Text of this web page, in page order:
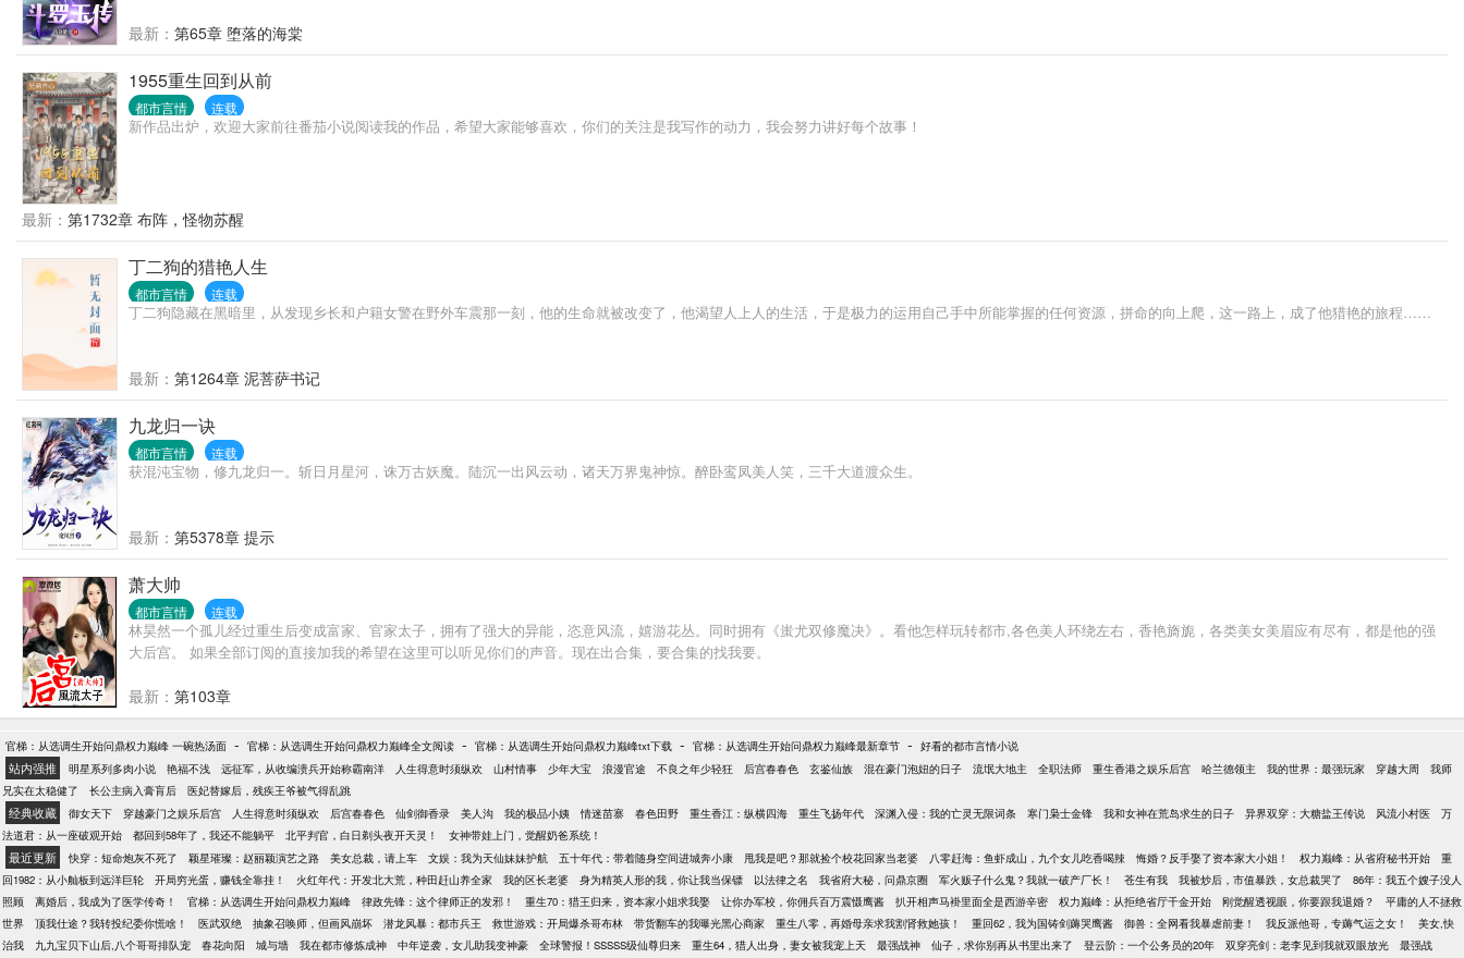
最新： 第65章 堕落的海棠
1955重生回到从前
都市言情 连载
新作品出炉，欢迎大家前往番茄小说阅读我的作品，希望大家能够喜欢，你们的关注是我写作的动力，我会努力讲好每个故事！
最新： 第1732章 布阵，怪物苏醒
丁二狗的猎艳人生
都市言情 连载
丁二狗隐藏在黑暗里，从发现乡长和户籍女警在野外车震那一刻，他的生命就被改变了，他渴望人上人的生活，于是极力的运用自己手中所能掌握的任何资源，拼命的向上爬，这一路上，成了他猎艳的旅程……
最新： 第1264章 泥菩萨书记
九龙归一诀
都市言情 连载
获混沌宝物，修九龙归一。斩日月星河，诛万古妖魔。陆沉一出风云动，诸天万界鬼神惊。醉卧鸾凤美人笑，三千大道渡众生。
最新： 第5378章 提示
萧大帅
都市言情 连载
林昊然一个孤儿经过重生后变成富家、官家太子，拥有了强大的异能，恣意风流，嬉游花丛。同时拥有《蚩尤双修魔决》。看他怎样玩转都市,各色美人环绕左右，香艳旖旎，各类美女美眉应有尽有，都是他的强
大后宫。 如果全部订阅的直接加我的希望在这里可以听见你们的声音。现在出合集，要合集的找我要。
最新： 第103章
官梯：从选调生开始问鼎权力巅峰 一碗热汤面 - 官梯：从选调生开始问鼎权力巅峰全文阅读 - 官梯：从选调生开始问鼎权力巅峰txt下载 - 官梯：从选调生开始问鼎权力巅峰最新章节 - 好看的都市言情小说
站内强推 明星系列多肉小说 艳福不浅 远征军，从收编溃兵开始称霸南洋 人生得意时须纵欢 山村情事 少年大宝 浪漫官途 不良之年少轻狂 后宫春春色 玄鉴仙族 混在豪门泡妞的日子 流氓大地主 全职法师 重生香港之娱乐后宫 哈兰德领主 我的世界：最强玩家 穿越大周
我师
兄实在太稳健了
长公主病入膏肓后 医妃替嫁后，残疾王爷被气得乱跳
经典收藏 御女天下 穿越豪门之娱乐后宫 人生得意时须纵欢 后宫春春色 仙剑御香录 美人沟 我的极品小姨 情迷苗寨 春色田野 重生香江：纵横四海 重生飞扬年代 深渊入侵：我的亡灵无限词条 寒门枭士金锋 我和女神在荒岛求生的日子 异界双穿：大糖盐王传说 风流小村医
万
法道君：从一座破观开始
都回到58年了，我还不能躺平 北平判官，白日剃头夜开天灵！ 女神带娃上门，觉醒奶爸系统！
最近更新 快穿：短命炮灰不死了 颖星璀璨：赵丽颖演艺之路 美女总裁，请上车 文娱：我为天仙妹妹护航 五十年代：带着随身空间进城奔小康 甩我是吧？那就捡个校花回家当老婆 八零赶海：鱼虾成山，九个女儿吃香喝辣 悔婚？反手娶了资本家大小姐！ 权力巅峰：从省府秘书开始
重
回1982：从小舢板到远洋巨轮
开局穷光蛋，赚钱全靠挂！ 火红年代：开发北大荒，种田赶山养全家 我的区长老婆 身为精英人形的我，你让我当保镖 以法律之名 我省府大秘，问鼎京圈 军火贩子什么鬼？我就一破产厂长！ 苍生有我 我被炒后，市值暴跌，女总裁哭了
86年：我五个嫂子没人
照顾
离婚后，我成为了医学传奇！ 官梯：从选调生开始问鼎权力巅峰 律政先锋：这个律师正的发邪！ 重生70：猎王归来，资本家小姐求我娶 让你办军校，你佣兵百万震慑鹰酱 扒开相声马褂里面全是西游辛密 权力巅峰：从拒绝省厅千金开始 刚觉醒透视眼，你要跟我退婚？
平庸的人不拯救
世界
顶我仕途？我转投纪委你慌啥！ 医武双绝 抽象召唤师，但画风崩坏 潜龙风暴：都市兵王 救世游戏：开局爆杀哥布林 带货翻车的我曝光黑心商家 重生八零，再婚母亲求我割肾救她孩！ 重回62，我为国铸剑薅哭鹰酱 御兽：全网看我暴虐前妻！ 我反派他哥，专薅气运之女！
美女,快
治我
九九宝贝下山后,八个哥哥排队宠 春花向阳 城与墙 我在都市修炼成神 中年逆袭，女儿助我变神豪 全球警报！SSSSS级仙尊归来 重生64，猎人出身，妻女被我宠上天 最强战神 仙子，求你别再从书里出来了 登云阶：一个公务员的20年 双穿亮剑：老李见到我就双眼放光 最强战